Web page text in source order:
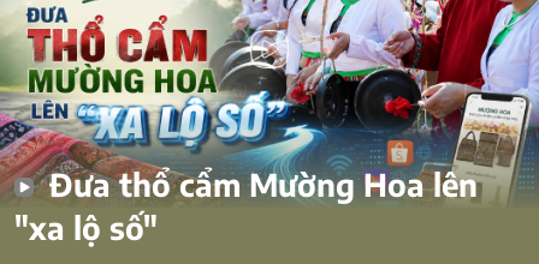
Đưa thổ cẩm Mường Hoa lên
"xa lộ số"